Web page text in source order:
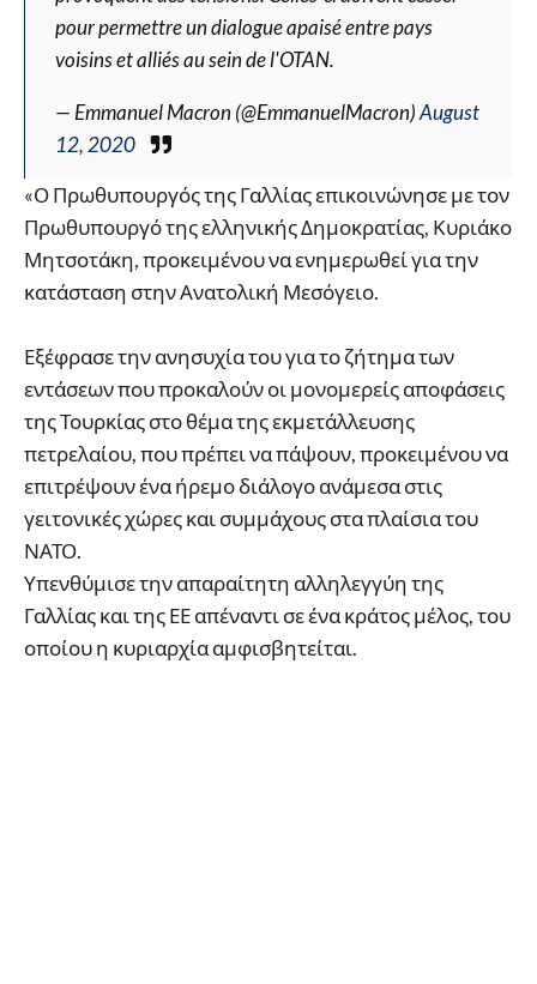
pour permettre un dialogue apaisé entre pays
voisins et alliés au sein de l'OTAN.
— Emmanuel Macron (@EmmanuelMacron)August
12, 2020
«Ο Πρωθυπουργός της Γαλλίας επικοινώνησε με τον
Πρωθυπουργό της ελληνικής Δημοκρατίας, Κυριάκο
Μητσοτάκη, προκειμένου να ενημερωθεί για την
κατάσταση στην Ανατολική Μεσόγειο.
Εξέφρασε την ανησυχία του για το ζήτημα των
εντάσεων που προκαλούν οι μονομερείς αποφάσεις
της Τουρκίας στο θέμα της εκμετάλλευσης
πετρελαίου, που πρέπει να πάψουν, προκειμένου να
επιτρέψουν ένα ήρεμο διάλογο ανάμεσα στις
γειτονικές χώρες και συμμάχους στα πλαίσια του
ΝΑΤΟ.
Υπενθύμισε την απαραίτητη αλληλεγγύη της
Γαλλίας και της ΕΕ απέναντι σε ένα κράτος μέλος, του
οποίου η κυριαρχία αμφισβητείται.